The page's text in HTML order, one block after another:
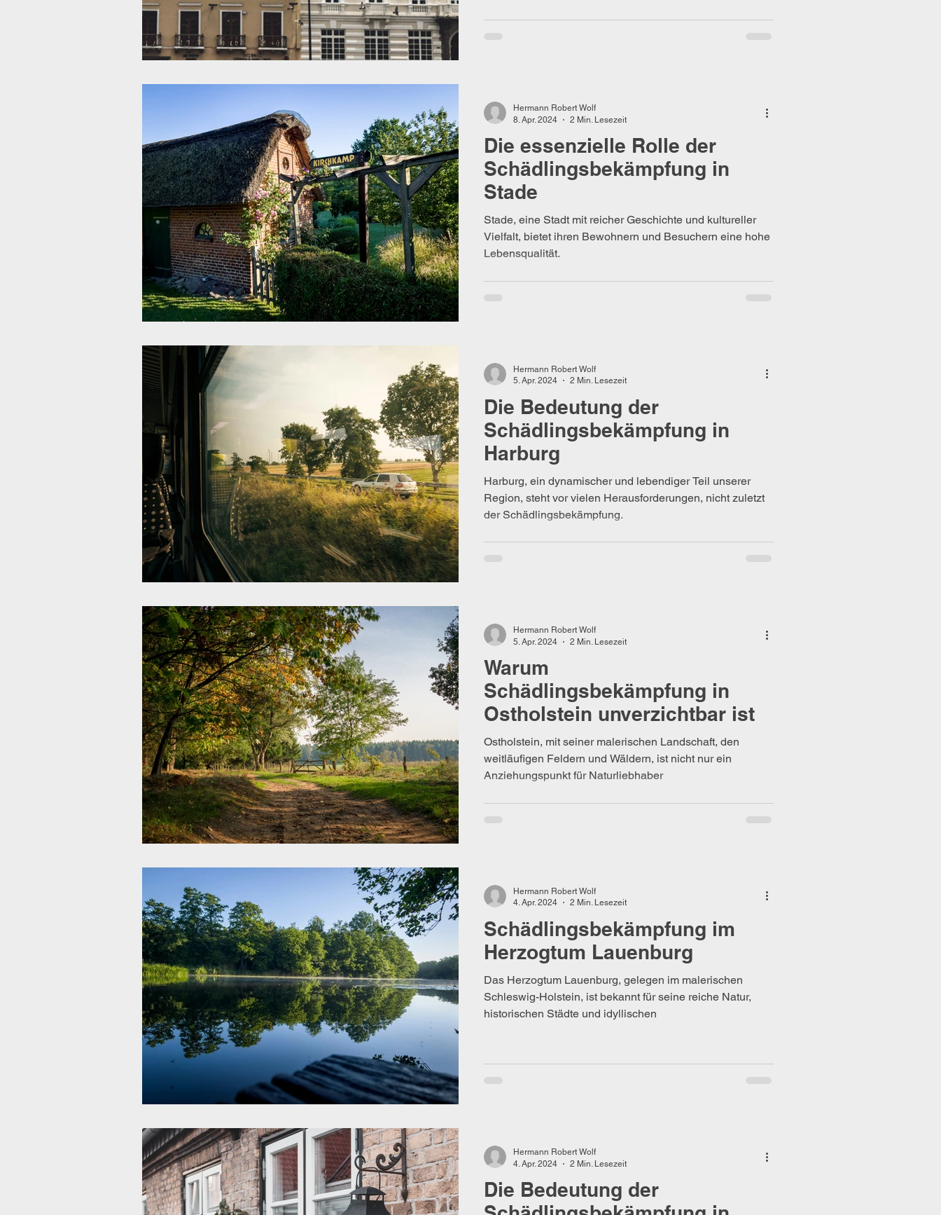
Die essenzielle Rolle der
Schädlingsbekämpfung in
Stade
Stade, eine Stadt mit reicher Geschichte und kultureller
Vielfalt, bietet ihren Bewohnern und Besuchern eine hohe
Lebensqualität.
Hermann Robert Wolf
8. Apr. 2024
2 Min. Lesezeit
Die Bedeutung der
Schädlingsbekämpfung in
Harburg
Harburg, ein dynamischer und lebendiger Teil unserer
Region, steht vor vielen Herausforderungen, nicht zuletzt
der Schädlingsbekämpfung.
Hermann Robert Wolf
5. Apr. 2024
2 Min. Lesezeit
Warum
Schädlingsbekämpfung in
Ostholstein unverzichtbar ist
Ostholstein, mit seiner malerischen Landschaft, den
weitläufigen Feldern und Wäldern, ist nicht nur ein
Anziehungspunkt für Naturliebhaber
Hermann Robert Wolf
5. Apr. 2024
2 Min. Lesezeit
Schädlingsbekämpfung im
Herzogtum Lauenburg
Das Herzogtum Lauenburg, gelegen im malerischen
Schleswig-Holstein, ist bekannt für seine reiche Natur,
historischen Städte und idyllischen
Hermann Robert Wolf
4. Apr. 2024
2 Min. Lesezeit
Die Bedeutung der
Hermann Robert Wolf
4. Apr. 2024
2 Min. Lesezeit